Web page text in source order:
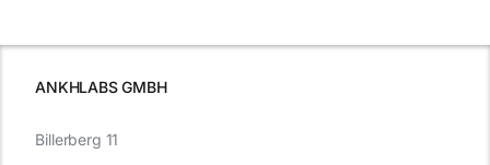
ANKHLABS GMBH
Billerberg 11